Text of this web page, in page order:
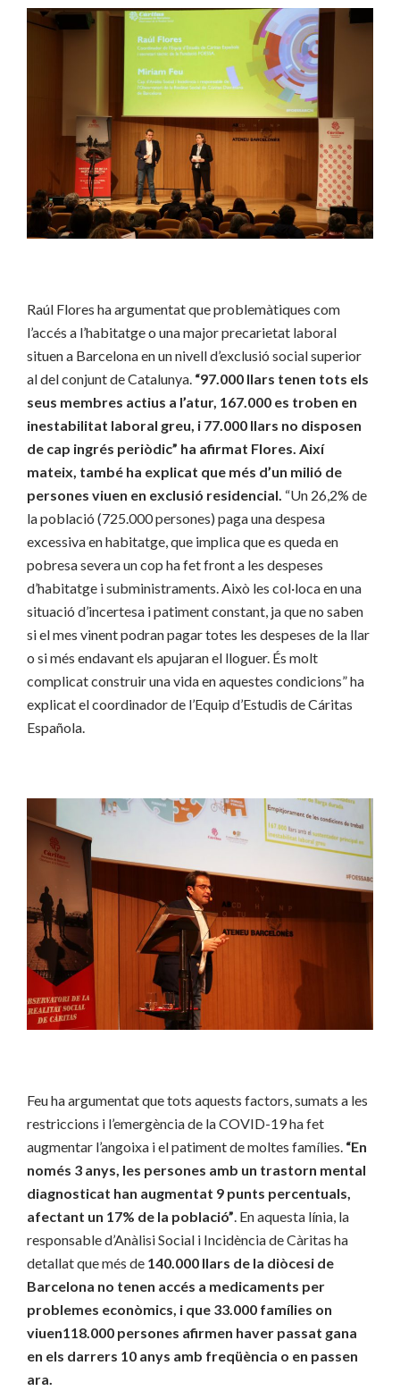
Raúl Flores ha argumentat que problemàtiques com
l’accés a l’habitatge o una major precarietat laboral
situen a Barcelona en un nivell d’exclusió social superior
al del conjunt de Catalunya. “97.000 llars tenen tots els
seus membres actius a l’atur, 167.000 es troben en
inestabilitat laboral greu, i 77.000 llars no disposen
de cap ingrés periòdic” ha afirmat Flores. Així
mateix, també ha explicat que més d’un milió de
persones viuen en exclusió residencial. “Un 26,2% de
la població (725.000 persones) paga una despesa
excessiva en habitatge, que implica que es queda en
pobresa severa un cop ha fet front a les despeses
d’habitatge i subministraments. Això les col·loca en una
situació d’incertesa i patiment constant, ja que no saben
si el mes vinent podran pagar totes les despeses de la llar
o si més endavant els apujaran el lloguer. És molt
complicat construir una vida en aquestes condicions” ha
explicat el coordinador de l’Equip d’Estudis de Cáritas
Española.
Feu ha argumentat que tots aquests factors, sumats a les
restriccions i l’emergència de la COVID-19 ha fet
augmentar l’angoixa i el patiment de moltes famílies. “En
només 3 anys, les persones amb un trastorn mental
diagnosticat han augmentat 9 punts percentuals,
afectant un 17% de la població”. En aquesta línia, la
responsable d’Anàlisi Social i Incidència de Càritas ha
detallat que més de 140.000 llars de la diòcesi de
Barcelona no tenen accés a medicaments per
problemes econòmics, i que 33.000 famílies on
viuen118.000 persones afirmen haver passat gana
en els darrers 10 anys amb freqüència o en passen
ara.